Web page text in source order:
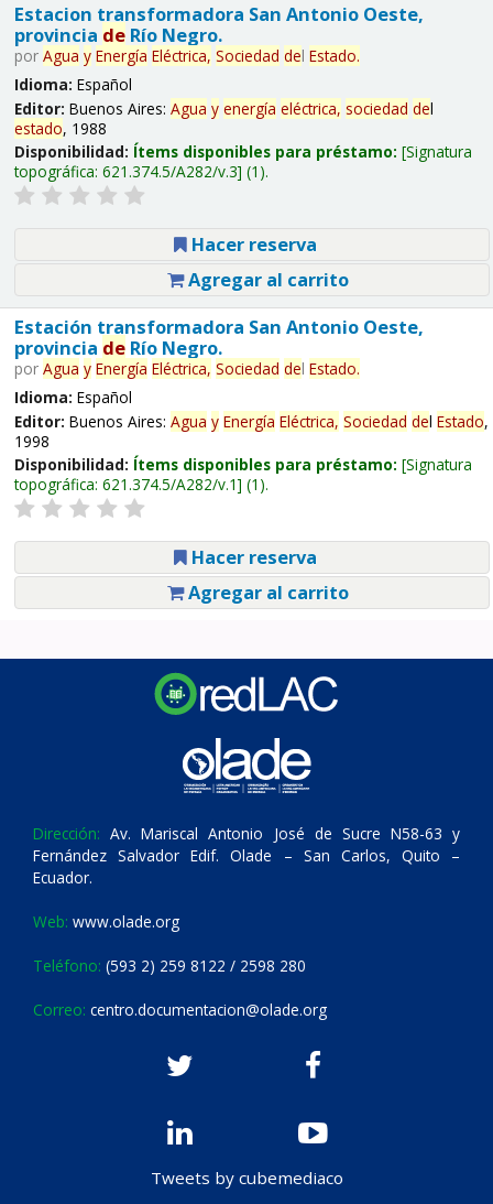
Estacion transformadora San Antonio Oeste,
provincia deRío Negro.
por Agua y Energía Eléctrica, Sociedad del Estado.
Idioma: Español
Editor: Buenos Aires: Agua y energía eléctrica, sociedad del
estado, 1988
Disponibilidad: Ítems disponibles para préstamo: Signatura
topográfica: 621.374.5/A282/v.3 (1).
Hacer reserva
Agregar al carrito
Estación transformadora San Antonio Oeste,
provincia deRío Negro.
por Agua y Energía Eléctrica, Sociedad del Estado.
Idioma: Español
Editor: Buenos Aires: Agua y Energía Eléctrica, Sociedad del Estado,
1998
Disponibilidad: Ítems disponibles para préstamo: Signatura
topográfica: 621.374.5/A282/v.1 (1).
Hacer reserva
Agregar al carrito
Dirección: Av. Mariscal Antonio José de Sucre N58-63 y
Fernández Salvador Edif. Olade – San Carlos, Quito –
Ecuador.
Web: www.olade.org
Teléfono: (593 2) 259 8122 / 2598 280
Correo: centro.documentacion@olade.org
Tweets by cubemediaco